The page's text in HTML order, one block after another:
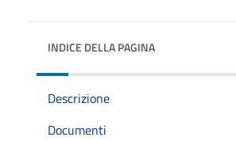
INDICE DELLA PAGINA
Descrizione
Documenti